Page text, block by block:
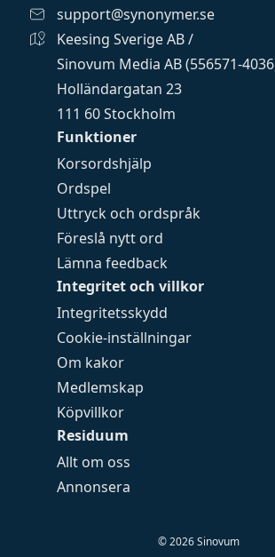
Funktioner
Korsordshjälp
Ordspel
Uttryck och ordspråk
Föreslå nytt ord
Lämna feedback
Integritet och villkor
Integritetsskydd
Cookie-inställningar
Om kakor
Medlemskap
Köpvillkor
Residuum
Allt om oss
Annonsera
support@synonymer.se
Keesing Sverige AB /
Sinovum Media AB (556571-
Holländargatan 23
111 60 Stockholm
©2026Sinovum